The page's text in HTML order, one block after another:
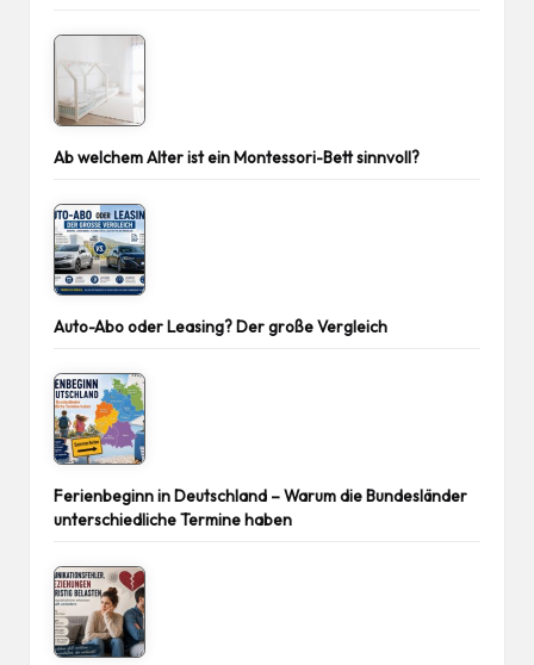
Ab welchem Alter ist ein Montessori-Bett sinnvoll?
Auto-Abo oder Leasing? Der große Vergleich
Ferienbeginn in Deutschland – Warum die Bundesländer
unterschiedliche Termine haben